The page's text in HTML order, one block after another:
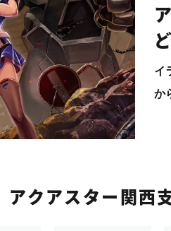
イ
か
アクアスター関西